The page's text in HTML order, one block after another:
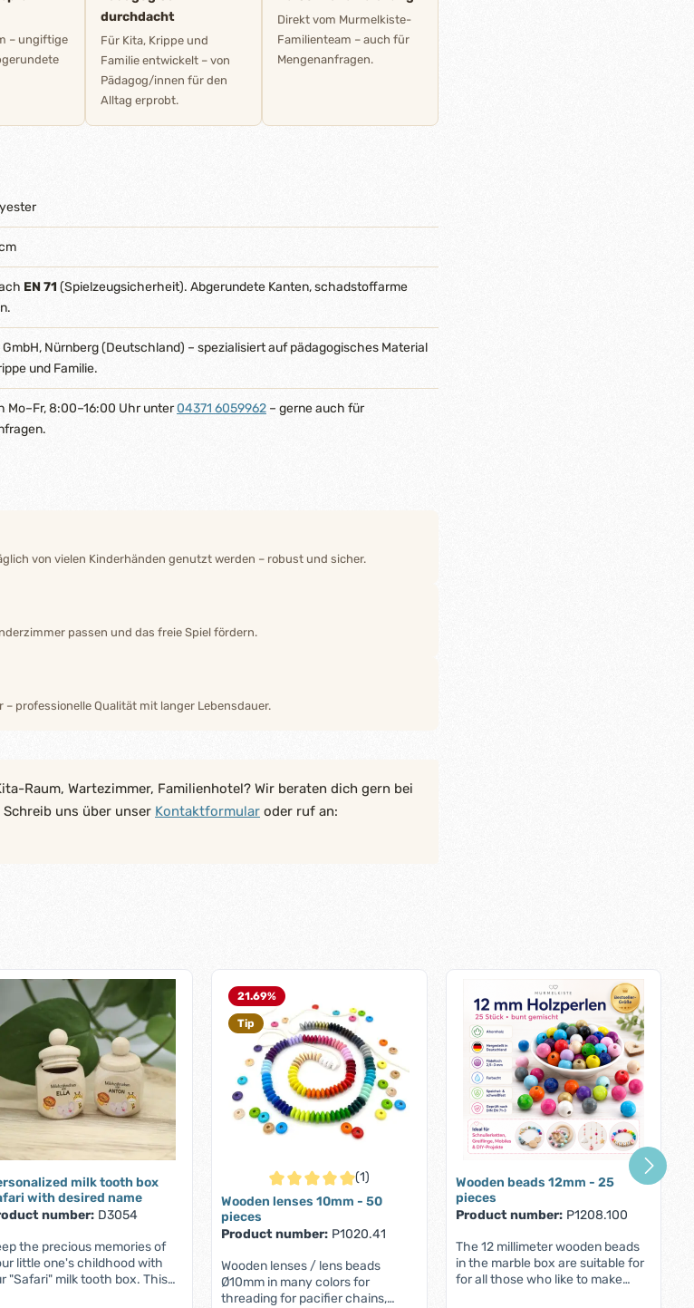
– ungiftige
durchdacht
Für Kita, Krippe und
Familie entwickelt – von
Pädagog/innen für den
Alltag erprobt.
Direkt vom Murmelkiste-
Familienteam – auch für
Mengenanfragen.
EN 71 (Spielzeugsicherheit). Abgerundete Kanten, schadstoffarme
GmbH, Nürnberg (Deutschland) – spezialisiert auf pädagogisches Material
und Familie.
Mo–Fr, 8:00–16:00 Uhr unter04371 6059962 – gerne auch für
von vielen Kinderhänden genutzt werden – robust und sicher.
passen und das freie Spiel fördern.
professionelle Qualität mit langer Lebensdauer.
Raum, Wartezimmer, Familienhotel? Wir beraten dich gern bei
uns über unser Kontaktformular oder ruf an:
milk tooth box
with desired name
number: D3054
the precious memories of
little one's childhood with
"Safari" milk tooth box. This
21.69%
Tip
Average rating of 5 out of 5 stars
(1)
Wooden lenses 10mm - 50
pieces
Product number: P1020.41
Wooden lenses / lens beads
Ø10mm in many colors for
threading for pacifier chains,
Wooden beads 12mm - 25
pieces
Product number: P1208.100
The 12 millimeter wooden beads
in the marble box are suitable for
for all those who like to make